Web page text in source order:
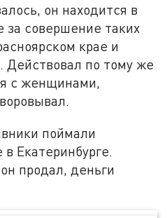
он находится в
совершение таких
крае и
Действовал по тому же
с женщинами,
поймали
Екатеринбурге.
продал, деньги